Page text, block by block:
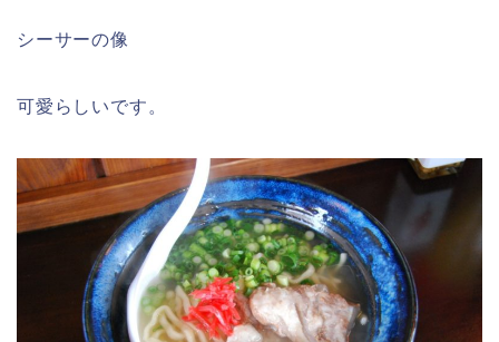
シーサーの像
可愛らしいです。